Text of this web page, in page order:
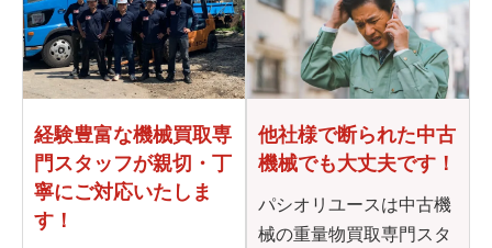
経験豊富な機械買取専
門スタッフが親切・丁
寧にご対応いたしま
す！
他社様で断られた中古
機械でも大丈夫です！
パシオリユースは中古機
械の重量物買取専門スタ